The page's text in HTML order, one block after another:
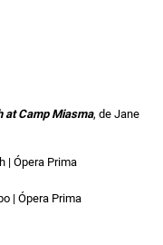
at Camp Miasma, de Jane
| Ópera Prima
| Ópera Prima